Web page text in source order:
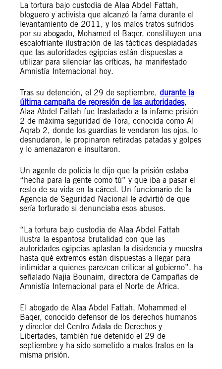
La tortura bajo custodia de Alaa Abdel Fattah,
bloguero y activista que alcanzó la fama durante el
levantamiento de 2011, y los malos tratos sufridos
por su abogado, Mohamed el Baqer, constituyen una
escalofriante ilustración de las tácticas despiadadas
que las autoridades egipcias están dispuestas a
utilizar para silenciar las críticas, ha manifestado
Amnistía Internacional hoy.
Tras su detención, el 29 de septiembre, durante la
última campaña de represión de las autoridades,
Alaa Abdel Fattah fue trasladado a la infame prisión
2 de máxima seguridad de Tora, conocida como Al
Aqrab 2, donde los guardias le vendaron los ojos, lo
desnudaron, le propinaron retiradas patadas y golpes
y lo amenazaron e insultaron.
Un agente de policía le dijo que la prisión estaba
“hecha para la gente como tú” y que iba a pasar el
resto de su vida en la cárcel. Un funcionario de la
Agencia de Seguridad Nacional le advirtió de que
sería torturado si denunciaba esos abusos.
“La tortura bajo custodia de Alaa Abdel Fattah
ilustra la espantosa brutalidad con que las
autoridades egipcias aplastan la disidencia y muestra
hasta qué extremos están dispuestas a llegar para
intimidar a quienes parezcan criticar al gobierno”, ha
señalado Najia Bounaim, directora de Campañas de
Amnistía Internacional para el Norte de África.
El abogado de Alaa Abdel Fattah, Mohammed el
Baqer, conocido defensor de los derechos humanos
y director del Centro Adala de Derechos y
Libertades, también fue detenido el 29 de
septiembre y ha sido sometido a malos tratos en la
misma prisión.